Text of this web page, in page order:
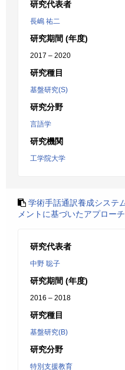
研究代表者
長嶋 祐二
研究期間 (年度)
2017 – 2020
研究種目
基盤研究(S)
研究分野
言語学
研究機関
工学院大学
学術手話通訳養成システ
メントに基づいたアプローチ
研究代表者
中野 聡子
研究期間 (年度)
2016 – 2018
研究種目
基盤研究(B)
研究分野
特別支援教育